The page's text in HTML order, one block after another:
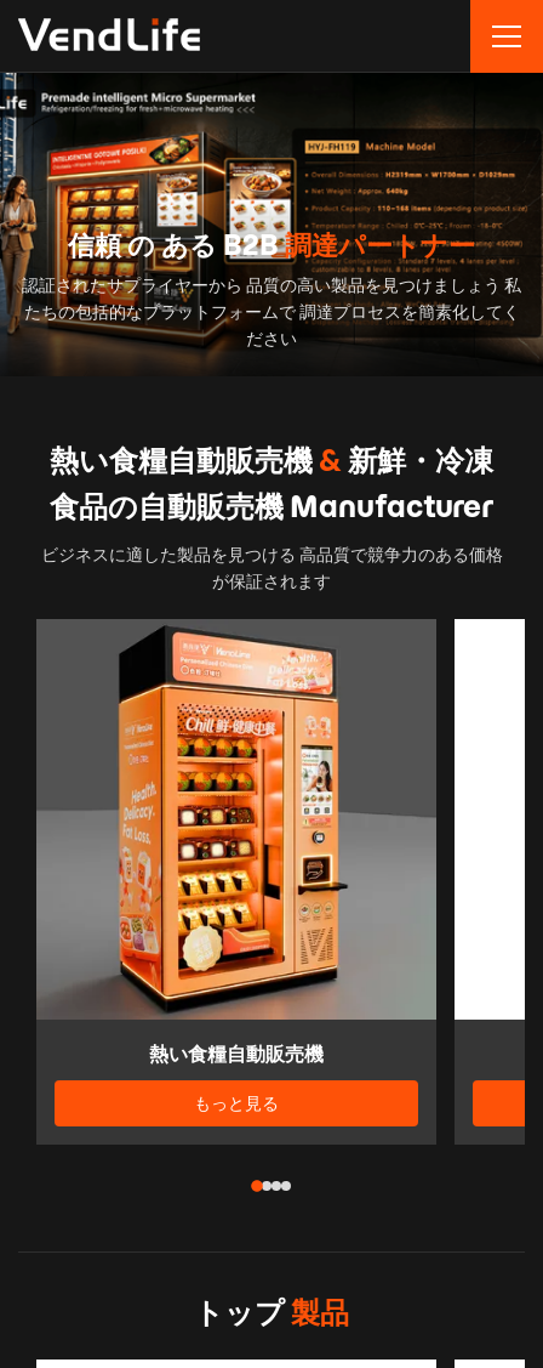
信頼 の ある B2B調達パートナー
認証されたサプライヤーから 品質の高い製品を見つけましょう 私
たちの包括的なプラットフォームで 調達プロセスを簡素化してく
ださい
熱い食糧自動販売機&新鮮・冷凍
食品の自動販売機 Manufacturer
ビジネスに適した製品を見つける 高品質で競争力のある価格
が保証されます
熱い食糧自動販売機
もっと見る
トップ製品